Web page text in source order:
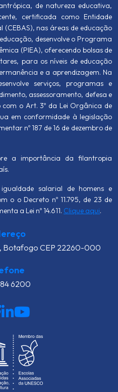
de natureza educativa,
certificada como Entidade
(CEBAS), nas áreas de educação
desenvolve o Programa
(PIEA), oferecendo bolsas de
para os níveis de educação
e a aprendizagem. Na
serviços, programas e
assessoramento, defesa e
o Art. 3º da Lei Orgânica de
em conformidade à legislação
nº 187 de 16 de dezembro de
a importância da filantropia
salarial de homens e
o o Decreto nº 11.795, de 23 de
a Lei nº 14.611. Clique aqui.
Botafogo CEP 22260-000
6200